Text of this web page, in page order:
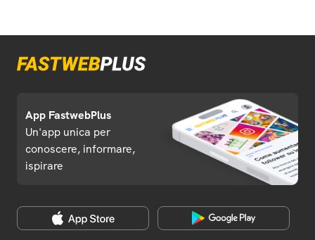
App FastwebPlus
Un'app unica per
conoscere, informare,
ispirare